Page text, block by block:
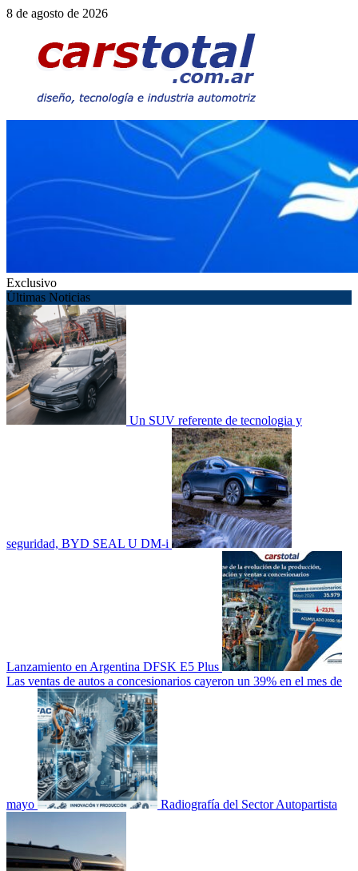
Saltar
contenido
8 de agosto de 2026
Exclusivo
Últimas Noticias
Un SUV referente de tecnologia y
seguridad, BYD SEAL U DM-i
Lanzamiento en Argentina DFSK E5 Plus
Las ventas de autos a concesionarios cayeron un 39% en el mes de
mayo Radiografía del Sector Autopartista